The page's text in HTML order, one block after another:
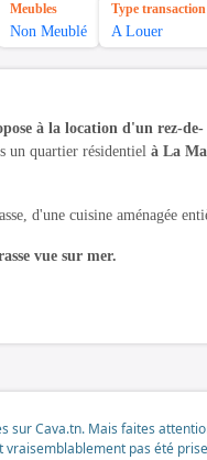
Meubles
Non Meublé
Type transaction
A Louer
à la location d'un rez-de-
un quartier résidentiel à La
d'une cuisine aménagée
vue sur mer.
sur Cava.tn. Mais faites
vraisemblablement pas été